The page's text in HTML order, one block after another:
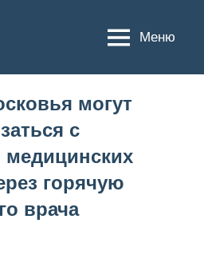
Меню
могут
с
медицинских
горячую
врача